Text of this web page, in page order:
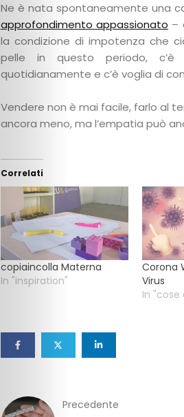
Ne è nata spontaneamente una
approfondimento appassionato –
la condizione di impotenza che
pelle in questo periodo,
quotidianamente e c’è voglia di
Vendere non è mai facile, farlo al
ancora meno, ma l’empatia può
Correlati
copiaincolla Materna
In "inspiration"
Corona
Virus
In "cose
Precedente